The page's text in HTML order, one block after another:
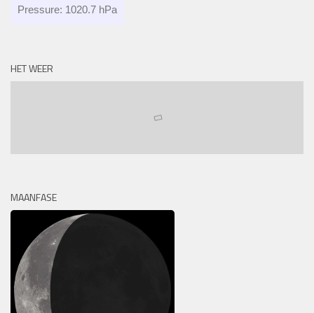
Pressure: 1020.7 hPa
HET WEER
MAANFASE